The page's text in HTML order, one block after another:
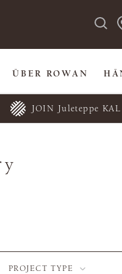
ÜBER ROWAN
JOIN Juleteppe KAL
PROJECT TYPE